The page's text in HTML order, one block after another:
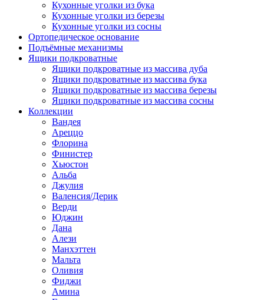
Кухонные уголки из бука
Кухонные уголки из березы
Кухонные уголки из сосны
Ортопедическое основание
Подъёмные механизмы
Ящики подкроватные
Ящики подкроватные из массива дуба
Ящики подкроватные из массива бука
Ящики подкроватные из массива березы
Ящики подкроватные из массива сосны
Коллекции
Вандея
Ареццо
Флорина
Финистер
Хьюстон
Альба
Джулия
Валенсия/Дерик
Верди
Юджин
Дана
Алези
Манхэттен
Мальта
Оливия
Фиджи
Амина